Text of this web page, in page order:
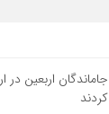
جاماندگان اربعین در
کردند